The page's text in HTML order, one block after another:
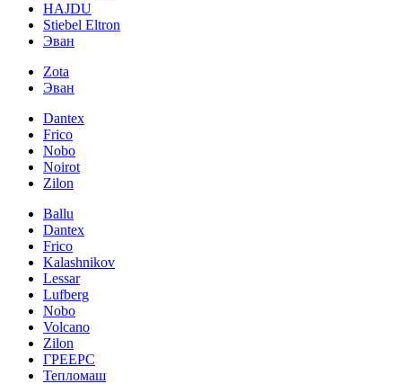
HAJDU
Stiebel Eltron
Эван
Zota
Эван
Dantex
Frico
Nobo
Noirot
Zilon
Ballu
Dantex
Frico
Kalashnikov
Lessar
Lufberg
Nobo
Volcano
Zilon
ГРЕЕРС
Тепломаш